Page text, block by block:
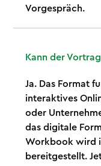
Vorgespräch.
Kann der
Ja. Das Format
interaktives
oder
das digitale
Workbook wird
bereitgestellt.